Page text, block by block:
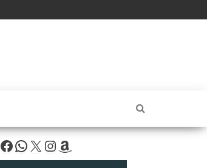
Facebook
WhatsApp
X Instagram
Amazon